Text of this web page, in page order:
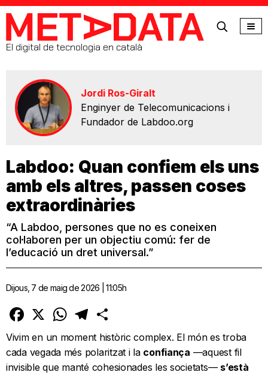
MetaData
El digital de tecnologia en català
Jordi Ros-Giralt
Enginyer de Telecomunicacions i
Fundador de Labdoo.org
Labdoo: Quan confiem els uns
amb els altres, passen coses
extraordinàries
“A Labdoo, persones que no es coneixen
col·laboren per un objectiu comú: fer de
l’educació un dret universal.”
Dijous, 7 de maig de 2026 | 11:05h
Facebook
X WhatsAppTelegram
Vivim en un moment històric complex. El món es troba
cada vegada més polaritzat i la confiança —aquest fil
invisible que manté cohesionades les societats— s’està